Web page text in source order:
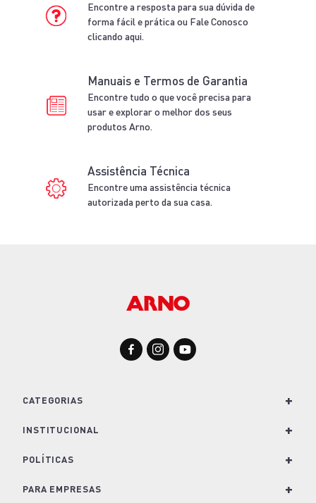
Encontre a resposta para sua dúvida de
forma fácil e prática ou Fale Conosco
clicando aqui.
Manuais e Termos de Garantia
Encontre tudo o que você precisa para
usar e explorar o melhor dos seus
produtos Arno.
Assistência Técnica
Encontre uma assistência técnica
autorizada perto da sua casa.
CATEGORIAS +
Para Cozinha
Para Casa
INSTITUCIONAL +
Nossa História e Marcas
Conheça o Groupe SEB
POLÍTICAS +
Política de Privacidade
PARA EMPRESAS +